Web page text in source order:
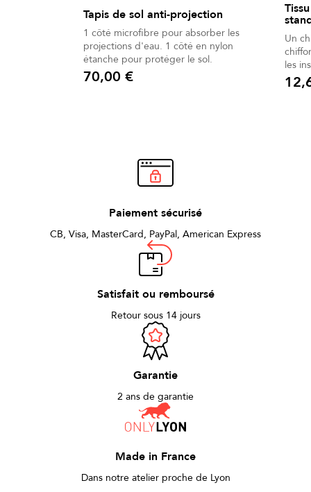
Tapis de sol anti-projection
1 côté microfibre pour absorber les
projections d'eau. 1 côté en nylon
étanche pour protéger le sol.
Prix
70,00 €
Un
les
ultra
Prix
Paiement sécurisé
CB, Visa, MasterCard, PayPal, American Express
Satisfait ou remboursé
Retour sous 14 jours
Garantie
2 ans de garantie
Made in France
Dans notre atelier proche de Lyon